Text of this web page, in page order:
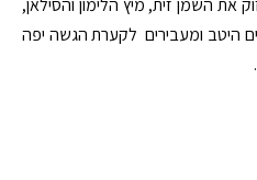
את השמן זית, מיץ הלימון והסילאן,
היטב ומעבירים לקערת הגשה יפה